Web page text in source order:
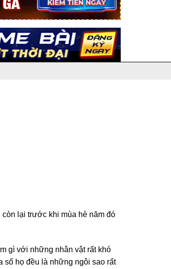
lại trước khi mùa hè năm đó
gì với những nhân vật rất khó
số họ đều là những ngôi sao rất